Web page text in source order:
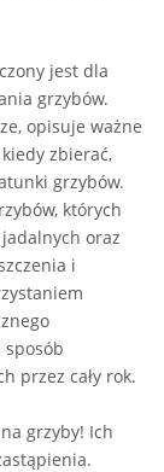
jest dla
grzybów.
opisuje ważne
zbierać,
grzybów.
których
oraz
i
przez cały rok.
grzyby! Ich